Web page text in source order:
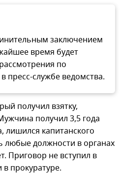
заключением
время будет
по
пресс-службе ведомства.
получил взятку,
получил 3,5 года
капитанского
любые должности в органах
Приговор не вступил в
прокуратуре.